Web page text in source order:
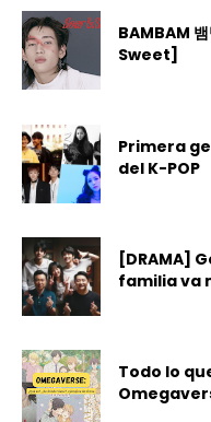
BAMBAM
Sweet]
Primera
del K-POP
[DRAMA]
familia va
Todo lo